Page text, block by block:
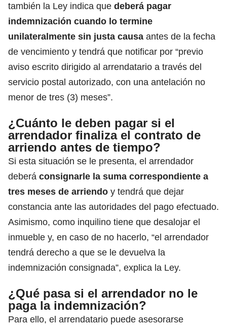
también la Ley indica que deberá pagar
indemnización cuando lo termine
unilateralmente sin justa causa antes de la fecha
de vencimiento y tendrá que notificar por “previo
aviso escrito dirigido al arrendatario a través del
servicio postal autorizado, con una antelación no
menor de tres (3) meses”.
¿Cuánto le deben pagar si el
arrendador finaliza el contrato de
arriendo antes de tiempo?
Si esta situación se le presenta, el arrendador
deberá consignarle la suma correspondiente a
tres meses de arriendo y tendrá que dejar
constancia ante las autoridades del pago efectuado.
Asimismo, como inquilino tiene que desalojar el
inmueble y, en caso de no hacerlo, “el arrendador
tendrá derecho a que se le devuelva la
indemnización consignada”, explica la Ley.
¿Qué pasa si el arrendador no le
paga la indemnización?
Para ello, el arrendatario puede asesorarse